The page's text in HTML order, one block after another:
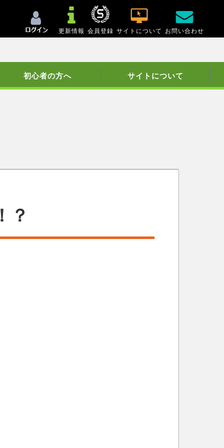
更新情報 会員登録 サイトについて お問い合わせ
初心者の方へ サイトについて
？